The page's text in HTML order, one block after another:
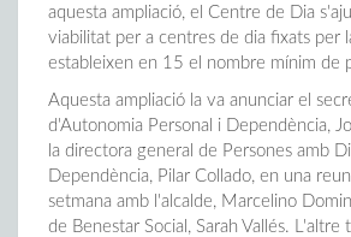
aquesta ampliació, el Centre de Dia
viabilitat per a centres de dia fixats per
estableixen en 15 el nombre mínim de
Aquesta ampliació la va anunciar el
d'Autonomia Personal i Dependència,
la directora general de Persones amb
Dependència, Pilar Collado, en una
setmana amb l'alcalde, Marcelino
de Benestar Social, Sarah Vallés. L'altre